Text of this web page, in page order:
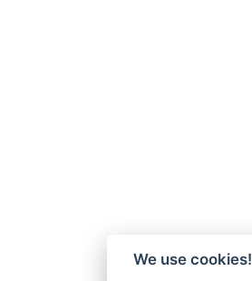
We use cookies!